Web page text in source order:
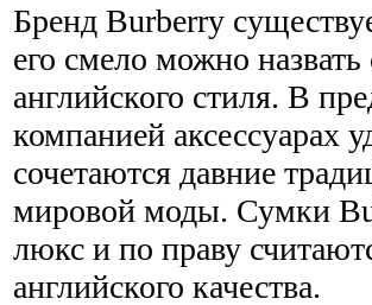
Бренд Burberry
его смело можно
английского стиля. В
компанией аксессуарах
сочетаются давние
мировой моды. Сумки
люкс и по праву
английского качества.